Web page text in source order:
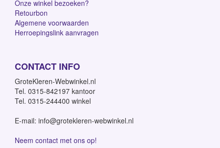
Onze winkel bezoeken?
Retourbon
Algemene voorwaarden
Herroepingslink aanvragen
CONTACT INFO
GroteKleren-Webwinkel.nl
Tel. 0315-842197 kantoor
Tel. 0315-244400 winkel
E-mail: info@grotekleren-webwinkel.nl
Neem contact met ons op!